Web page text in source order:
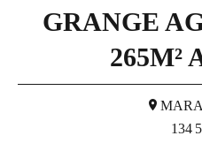
GRANGE
265M²
134